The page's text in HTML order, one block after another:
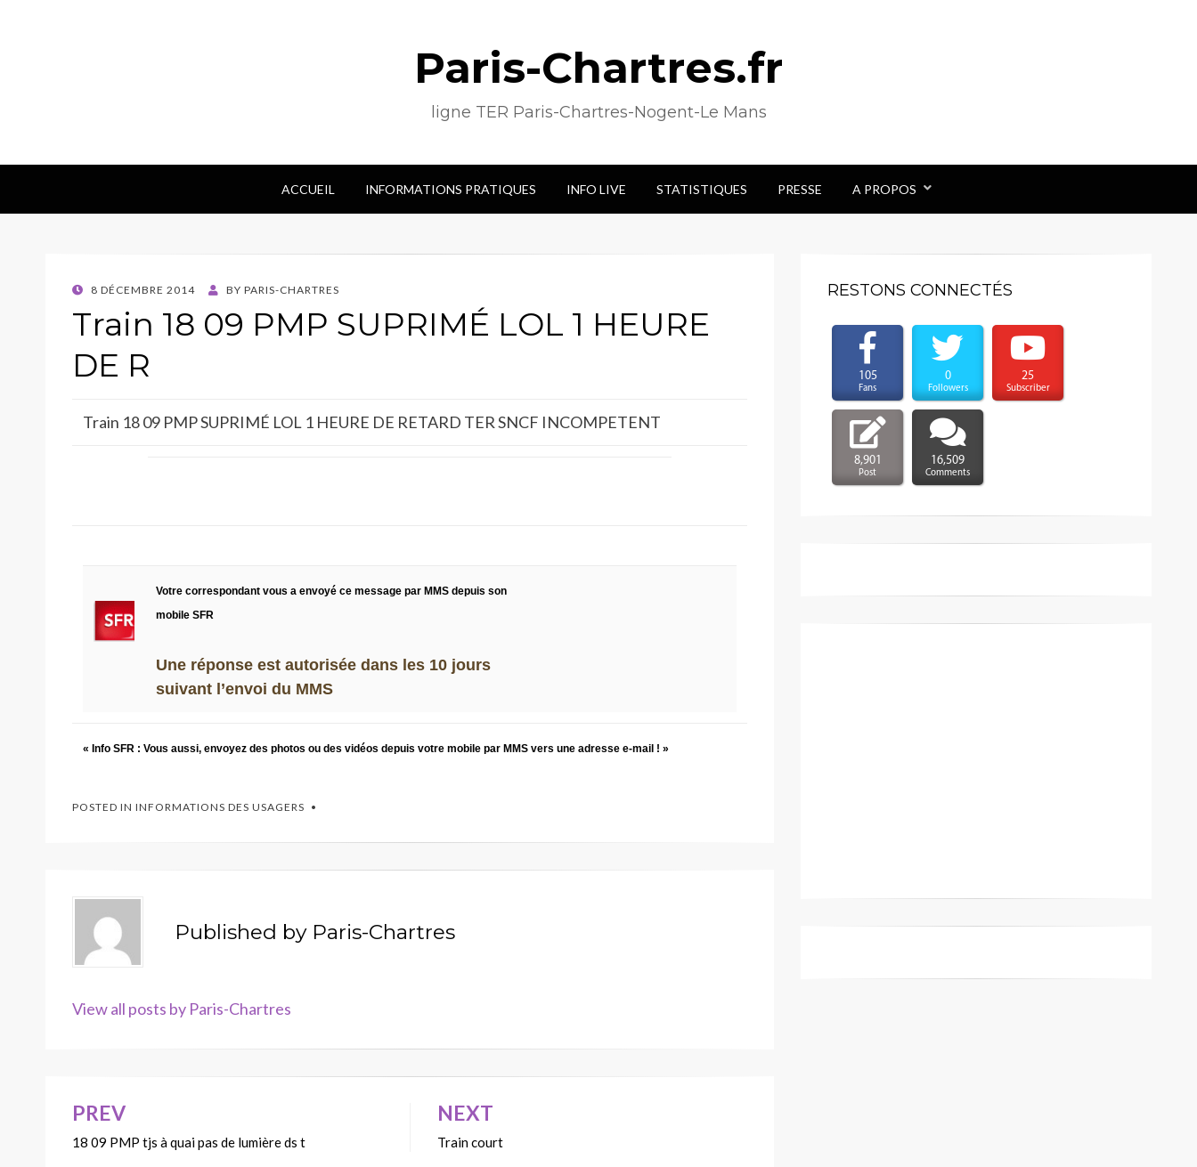
Paris-Chartres.fr
ligne TER Paris-Chartres-Nogent-Le Mans
ACCUEIL INFORMATIONS PRATIQUES INFO LIVE STATISTIQUES PRESSE A PROPOS
POSTED
8 DÉCEMBRE 2014 BY PARIS-CHARTRES
Train 18 09 PMP SUPRIMÉ LOL 1 HEURE
DE R
Train 18 09 PMP SUPRIMÉ LOL 1 HEURE DE RETARD TER SNCF INCOMPETENT
Votre correspondant vous a envoyé ce message par MMS depuis son
mobile SFR
Une réponse est autorisée dans les 10 jours
suivant l’envoi du MMS
« Info SFR : Vous aussi, envoyez des photos ou des vidéos depuis votre mobile par MMS vers une adresse e-mail ! »
POSTED IN INFORMATIONS DES USAGERS
Published by Paris-Chartres
View all posts by Paris-Chartres
Navigation
de
PREV
18 09 PMP tjs à quai pas de lumière ds t
NEXT
Train court
RESTONS CONNECTÉS
105
Fans
0
Followers
25
Subscriber
8,901
Post
16,509
Comments